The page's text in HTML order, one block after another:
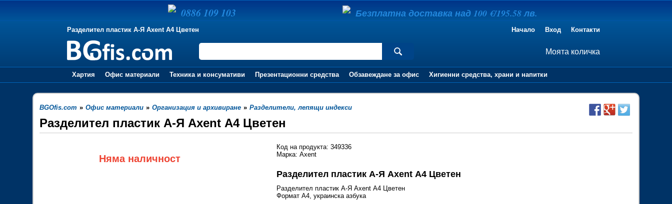
Разделител пластик А-Я Axent А4 Цветен Начало Вход Контакти
Моята количка
Хартия Офис материали Техника и консумативи Презентационни средства Обзавеждане за офис Хигиенни средства, храни и напитки
BGOfis.com » Офис материали » Организация и архивиране » Разделители, лепящи индекси
Разделител пластик А-Я Axent А4 Цветен
Няма наличност
Код на продукта: 349336
Марка: Axent
Разделител пластик А-Я Axent А4 Цветен
Разделител пластик А-Я Axent А4 Цветен
Формат А4, украинска азбука
0886 109 103 Безплатна доставка над 100 €/195.58 лв.